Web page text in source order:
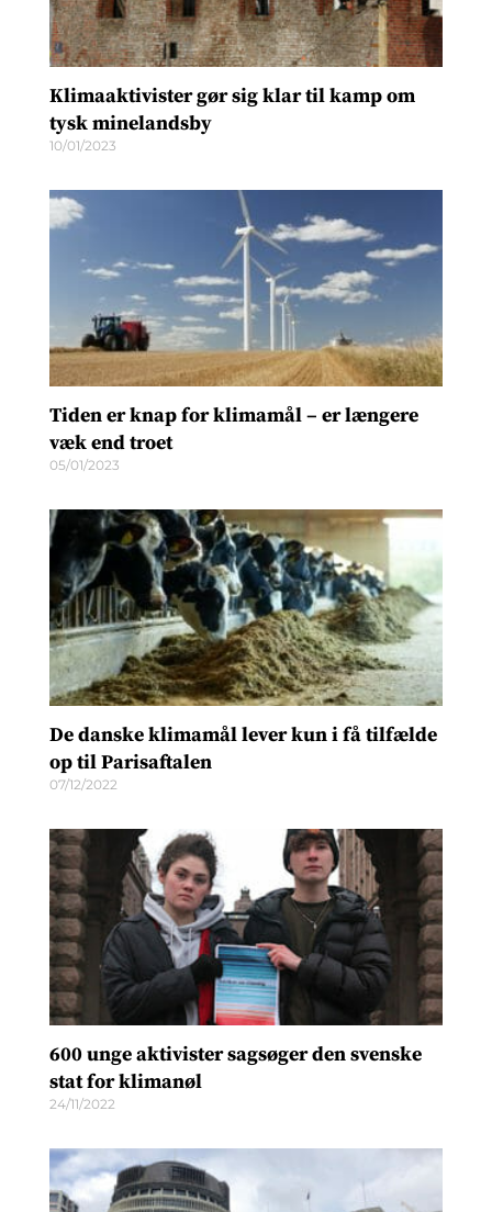
Klimaaktivister gør sig klar til kamp om
tysk minelandsby
10/01/2023
Tiden er knap for klimamål – er længere
væk end troet
05/01/2023
De danske klimamål lever kun i få tilfælde
op til Parisaftalen
07/12/2022
600 unge aktivister sagsøger den svenske
stat for klimanøl
24/11/2022